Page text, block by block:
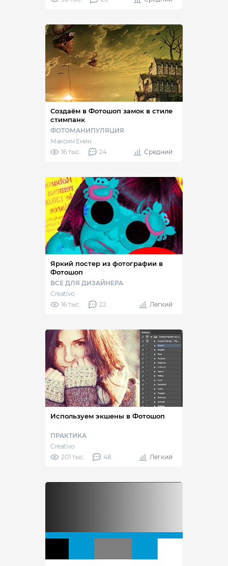
Создаём в Фотошоп замок в стиле
стимпанк
ФОТОМАНИПУЛЯЦИЯ
Максим Енин
16 тыс.
24 Средний
Яркий постер из фотографии в
Фотошоп
ВСЕ ДЛЯ ДИЗАЙНЕРА
Creativo
16 тыс.
22 Легкий
Используем экшены в Фотошоп
ПРАКТИКА
Creativo
201 тыс.
48 Легкий